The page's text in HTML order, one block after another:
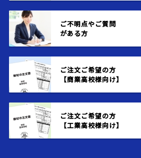
ご不明点やご質問
がある方
ご注文ご希望の方
【商業高校様向け】
ご注文ご希望の方
【工業高校様向け】